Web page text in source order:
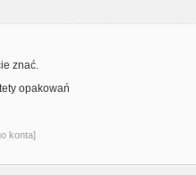
znać.
opakowań
konta]